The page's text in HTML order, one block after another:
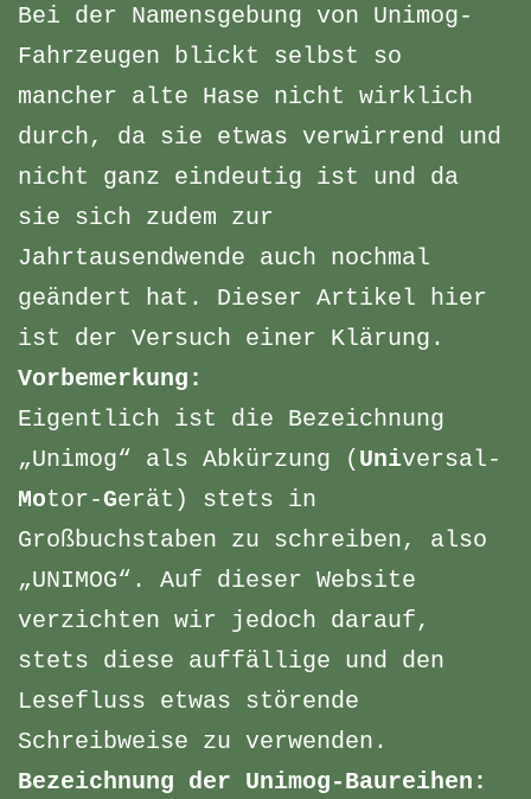
Bei der Namensgebung von Unimog-
Fahrzeugen blickt selbst so
mancher alte Hase nicht wirklich
durch, da sie etwas verwirrend und
nicht ganz eindeutig ist und da
sie sich zudem zur
Jahrtausendwende auch nochmal
geändert hat. Dieser Artikel hier
ist der Versuch einer Klärung.
Vorbemerkung:
Eigentlich ist die Bezeichnung
„Unimog“ als Abkürzung ( Universal-
Motor-Gerät) stets in
Großbuchstaben zu schreiben, also
„UNIMOG“. Auf dieser Website
verzichten wir jedoch darauf,
stets diese auffällige und den
Lesefluss etwas störende
Schreibweise zu verwenden.
Bezeichnung der Unimog-Baureihen: